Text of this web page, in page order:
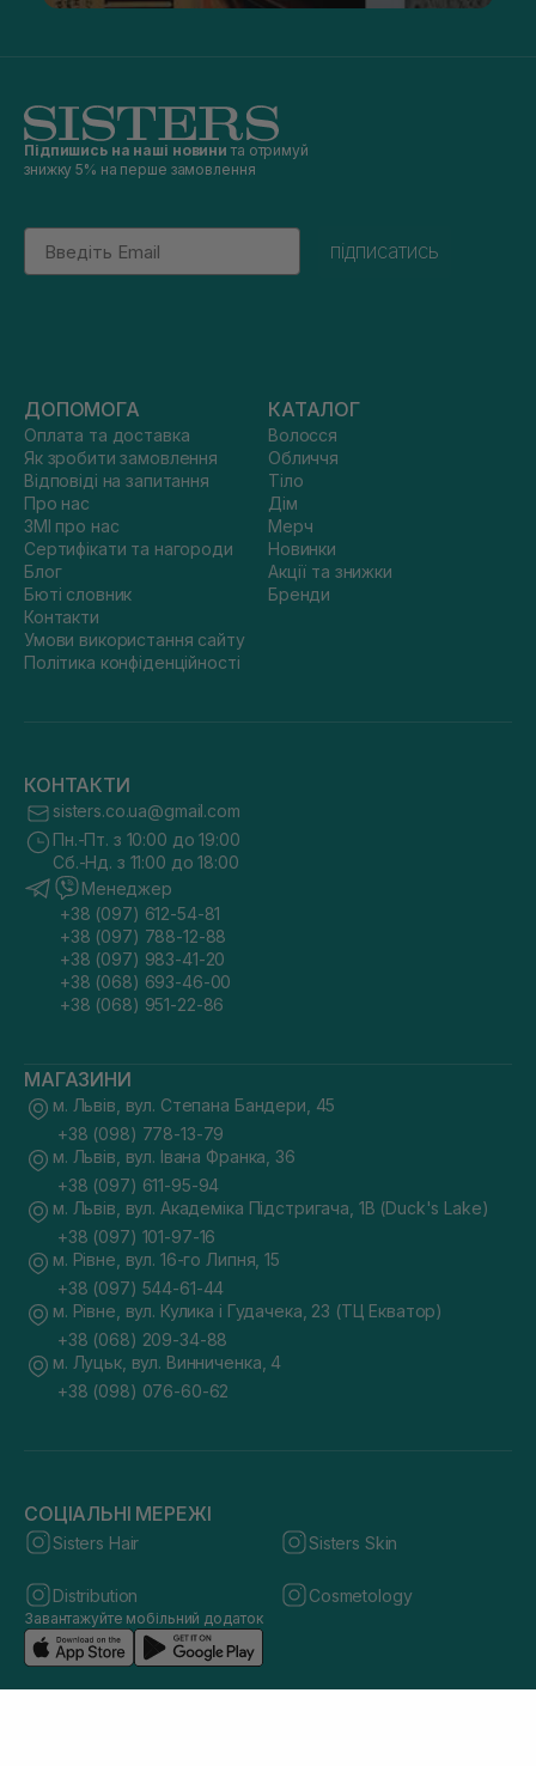
Підпишись на наші новини та отримуй
знижку 5% на перше замовлення
Email
підписатись
ДОПОМОГА
Оплата та доставка
Як зробити замовлення
Відповіді на запитання
Про нас
ЗМІ про нас
Сертифікати та нагороди
Блог
Бюті словник
Контакти
Умови використання сайту
Політика конфіденційності
КАТАЛОГ
Волосся
Обличчя
Тіло
Дім
Мерч
Новинки
Акції та знижки
Бренди
КОНТАКТИ
sisters.co.ua@gmail.com
Пн.-Пт. з 10:00 до 19:00
Сб.-Нд. з 11:00 до 18:00
Менеджер
+38 (097) 612-54-81
+38 (097) 788-12-88
+38 (097) 983-41-20
+38 (068) 693-46-00
+38 (068) 951-22-86
МАГАЗИНИ
м. Львів, вул. Степана Бандери, 45
+38 (098) 778-13-79
м. Львів, вул. Івана Франка, 36
+38 (097) 611-95-94
м. Львів, вул. Академіка Підстригача, 1В (Duck's Lake)
+38 (097) 101-97-16
м. Рівне, вул. 16-го Липня, 15
+38 (097) 544-61-44
м. Рівне, вул. Кулика і Гудачека, 23 (ТЦ Екватор)
+38 (068) 209-34-88
м. Луцьк, вул. Винниченка, 4
+38 (098) 076-60-62
СОЦІАЛЬНІ МЕРЕЖІ
Sisters Hair Sisters Skin
Distribution Cosmetology
Завантажуйте мобільний додаток